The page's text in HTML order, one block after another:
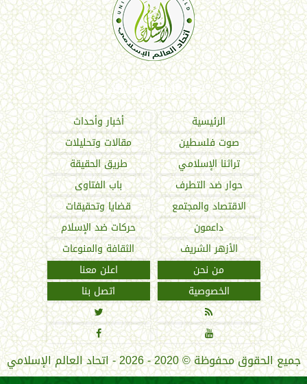
اتحاد العالم الإسلامي
الرئيسية
أخبار وأحداث
صوت فلسطين
مقالات وتحليلات
تراثنا الإسلامي
طريق الحقيقة
حوار ضد التطرف
باب الفتاوى
الاقتصاد والمجتمع
قضايا وتحقيقات
داعمون
حركات ضد الإسلام
الأزهر الشريف
الثقافة والمنوعات
من نحن
اعلن معنا
الخصوصية
اتصل بنا




جميع الحقوق محفوظة©2020 - 2026 - اتحاد العالم الإسلامي